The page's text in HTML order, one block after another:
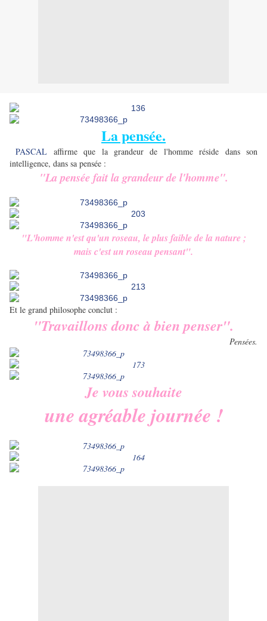
La pensée.
PASCAL affirme que la grandeur de l'homme réside dans son
intelligence, dans sa pensée :
"La pensée fait la grandeur de l'homme".
"L'homme n'est qu'un roseau, le plus faible de la nature ;
mais c'est un roseau pensant".
Et le grand philosophe conclut :
"Travaillons donc à bien penser".
Pensées.
Je vous souhaite
une agréable journée !